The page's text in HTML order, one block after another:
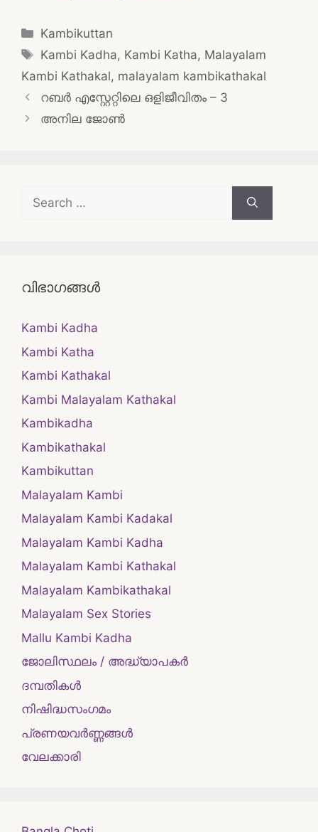
Categories
Kambikuttan
Tags
Kambi Kadha, Kambi Katha, Malayalam
Kambi Kathakal, malayalam kambikathakal
Post
navigation
റബർ എസ്റ്റേറ്റിലെ ഒളിജീവിതം – 3
അനില ജോൺ
Search
for:
വിഭാഗങ്ങൾ
Kambi Kadha
Kambi Katha
Kambi Kathakal
Kambi Malayalam Kathakal
Kambikadha
Kambikathakal
Kambikuttan
Malayalam Kambi
Malayalam Kambi Kadakal
Malayalam Kambi Kadha
Malayalam Kambi Kathakal
Malayalam Kambikathakal
Malayalam Sex Stories
Mallu Kambi Kadha
ജോലിസ്ഥലം / അദ്ധ്യാപകർ
ദമ്പതികള്‍
നിഷിദ്ധസംഗമം
പ്രണയവർണ്ണങ്ങൾ
വേലക്കാരി